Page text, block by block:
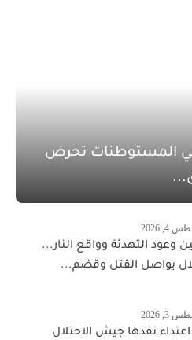
في المستوطنات تحرض
2026
وعود التهدئة وواقع النار...
يواصل القتل وقضم...
2026
2256 اعتداء نفذها جيش الاحتلال